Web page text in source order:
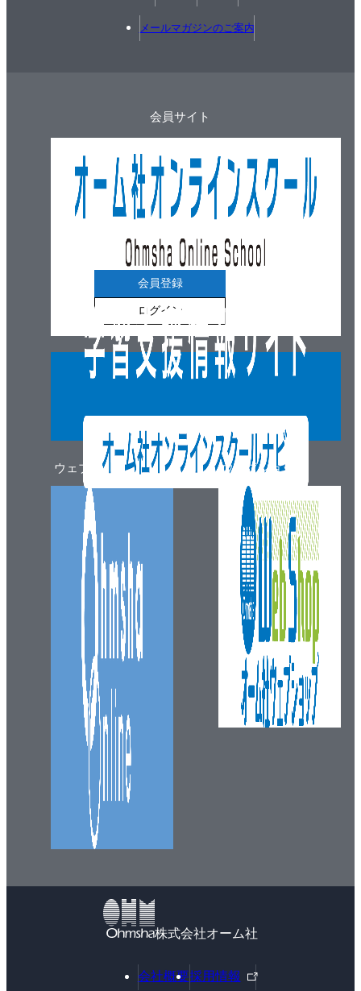
メールマガジンのご案内
ウェブマガジン
会員サイト
会員登録
ログイン
ウェブショップ
株式会社オーム社
会社概要採用情報
外